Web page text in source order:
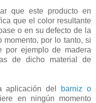
que este producto en
que el color resultante
o en su defecto de la
por lo tanto, si
por ejemplo de madera
de dicho material de
aplicación del
barniz o
en ningún momento